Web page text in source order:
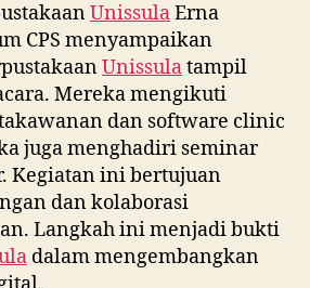
UnissulaErna
CPS menyampaikan
Unissulatampil
Mereka mengikuti
dan software clinic
juga menghadiri seminar
Kegiatan ini bertujuan
dan kolaborasi
Langkah ini menjadi bukti
dalam mengembangkan